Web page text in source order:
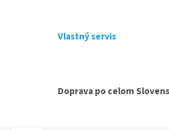
Vlastný servis
Doprava po celom